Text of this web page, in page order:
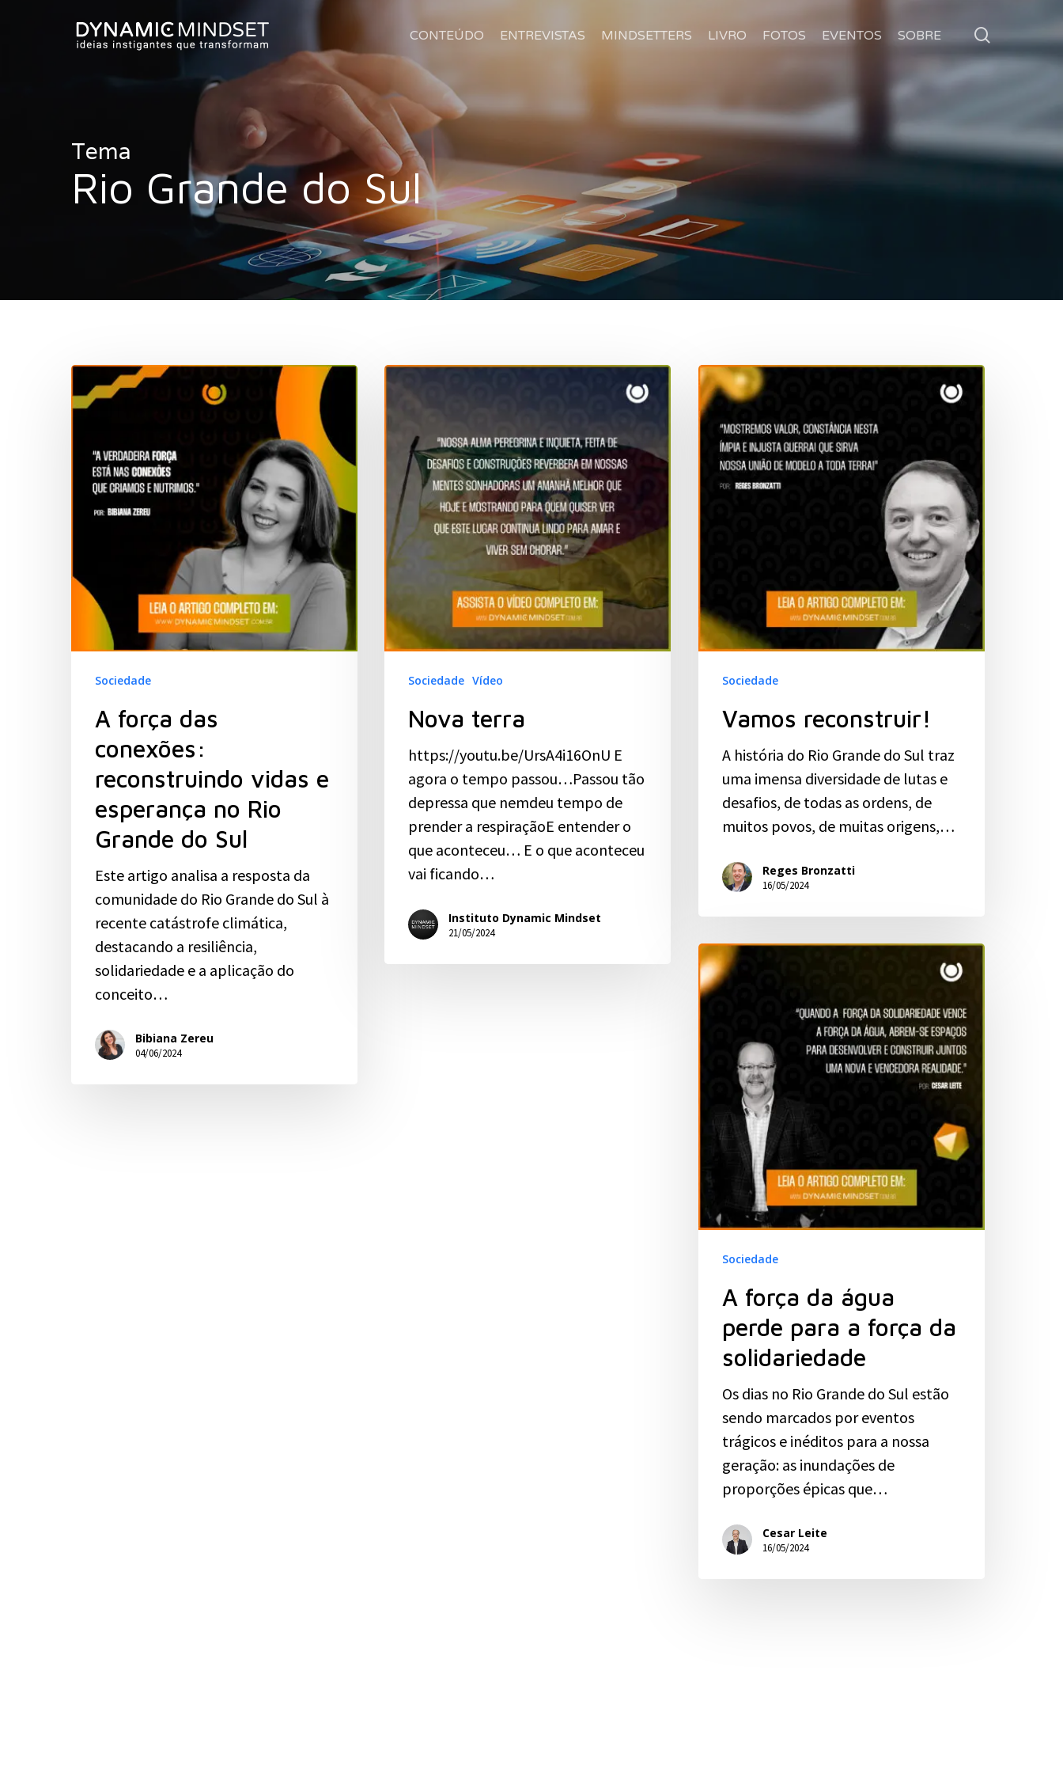
Hit enter to search or ESC to close
CONTEÚDO ENTREVISTAS MINDSETTERS LIVRO FOTOS EVENTOS SOBRE
Tema
Rio Grande do Sul
Sociedade
A força das
conexões:
reconstruindo vidas e
esperança no Rio
Grande do Sul
Este artigo analisa a resposta da
comunidade do Rio Grande do Sul à
recente catástrofe climática,
destacando a resiliência,
solidariedade e a aplicação do
conceito…
Bibiana Zereu
04/06/2024
Sociedade Vídeo
Nova terra
https://youtu.be/UrsA4i16OnU E
agora o tempo passou…Passou tão
depressa que nemdeu tempo de
prender a respiraçãoE entender o
que aconteceu… E o que aconteceu
vai ficando…
Instituto Dynamic Mindset
21/05/2024
Sociedade
Vamos reconstruir!
A história do Rio Grande do Sul traz
uma imensa diversidade de lutas e
desafios, de todas as ordens, de
muitos povos, de muitas origens,…
Reges Bronzatti
16/05/2024
Sociedade
A força da água
perde para a força da
solidariedade
Os dias no Rio Grande do Sul estão
sendo marcados por eventos
trágicos e inéditos para a nossa
geração: as inundações de
proporções épicas que…
Cesar Leite
16/05/2024